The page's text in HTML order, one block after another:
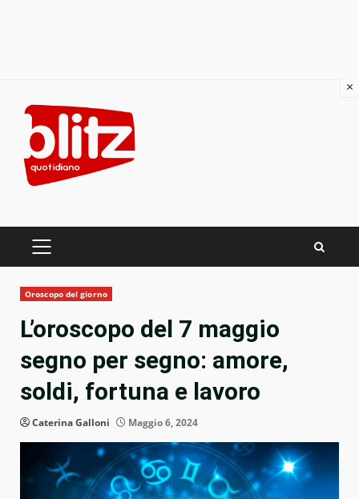
content
PRIMARY
Oroscopo del giorno
L’oroscopo del 7 maggio
segno per segno: amore,
soldi, fortuna e lavoro
Caterina Galloni Maggio 6, 2024
×